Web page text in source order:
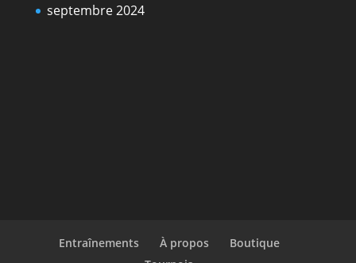
septembre 2024
Entraînements À propos
Boutique